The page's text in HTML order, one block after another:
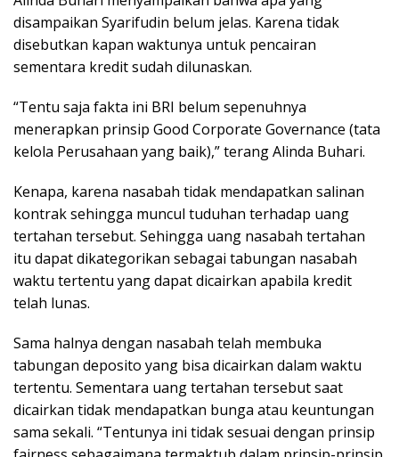
disampaikan Syarifudin belum jelas. Karena tidak
disebutkan kapan waktunya untuk pencairan
sementara kredit sudah dilunaskan.
“Tentu saja fakta ini BRI belum sepenuhnya
menerapkan prinsip Good Corporate Governance (tata
kelola Perusahaan yang baik),” terang Alinda Buhari.
Kenapa, karena nasabah tidak mendapatkan salinan
kontrak sehingga muncul tuduhan terhadap uang
tertahan tersebut. Sehingga uang nasabah tertahan
itu dapat dikategorikan sebagai tabungan nasabah
waktu tertentu yang dapat dicairkan apabila kredit
telah lunas.
Sama halnya dengan nasabah telah membuka
tabungan deposito yang bisa dicairkan dalam waktu
tertentu. Sementara uang tertahan tersebut saat
dicairkan tidak mendapatkan bunga atau keuntungan
sama sekali. “Tentunya ini tidak sesuai dengan prinsip